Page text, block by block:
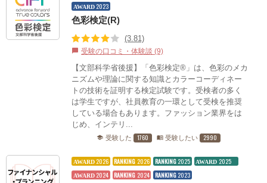
AWARD 2023
色彩検定(R)
(3.81)
chat_bubble 受験の口コミ・体験談 (9)
【文部科学省後援】「色彩検定®」は、色彩のメカ
ニズムや理論に関する知識とカラーコーディネー
トの技術を証明する検定試験です。受検者の多く
は学生ですが、社員教育の一環として受検を推奨
している場合もあります。ファッション業界をは
じめ、インテリ...
school 受験した 1760 menu_book 受験したい 2990
AWARD 2026 RANKING 2026 RANKING 2025 AWARD 2025
AWARD 2024 RANKING 2024 RANKING 2023